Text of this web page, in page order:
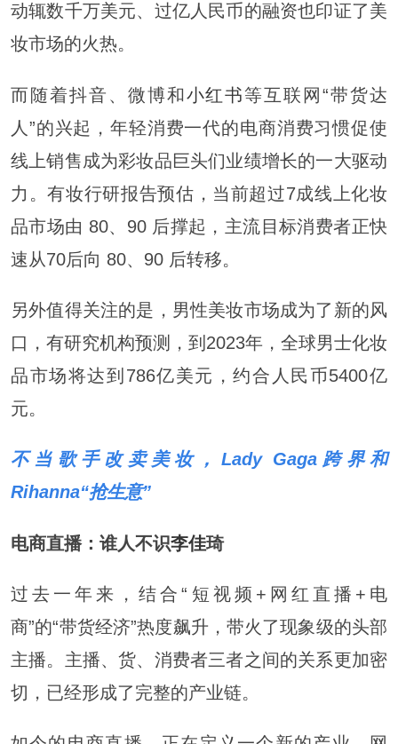
动辄数千万美元、过亿人民币的融资也印证了美
妆市场的火热。
而随着抖音、微博和小红书等互联网“带货达
人”的兴起，年轻消费一代的电商消费习惯促使
线上销售成为彩妆品巨头们业绩增长的一大驱动
力。有妆行研报告预估，当前超过7成线上化妆
品市场由 80、90 后撑起，主流目标消费者正快
速从70后向 80、90 后转移。
另外值得关注的是，男性美妆市场成为了新的风
口，有研究机构预测，到2023年，全球男士化妆
品市场将达到786亿美元，约合人民币5400亿
元。
不当歌手改卖美妆，Lady Gaga跨界和
Rihanna“抢生意”
电商直播：谁人不识李佳琦
过去一年来，结合“短视频+网红直播+电
商”的“带货经济”热度飙升，带火了现象级的头部
主播。主播、货、消费者三者之间的关系更加密
切，已经形成了完整的产业链。